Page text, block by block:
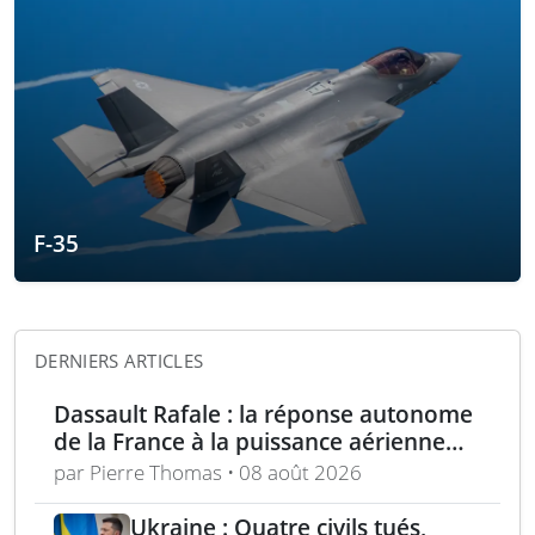
F-35
DERNIERS ARTICLES
Dassault Rafale : la réponse autonome
de la France à la puissance aérienne
moderne
par Pierre Thomas • 08 août 2026
Ukraine : Quatre civils tués,